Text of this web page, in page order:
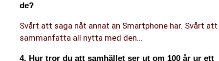
de?
Svårt att säga nåt annat än Smartphone här. Svårt att
sammanfatta all nytta med den…
4. Hur tror du att samhället ser ut om 100 år ur ett